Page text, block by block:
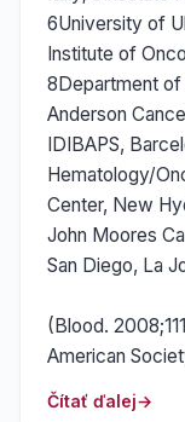
6University of
Institute of
8Department
Anderson
IDIBAPS,
Hematology/
Center, New
John Moores
San Diego, La
(Blood.
American
Čítať ďalej